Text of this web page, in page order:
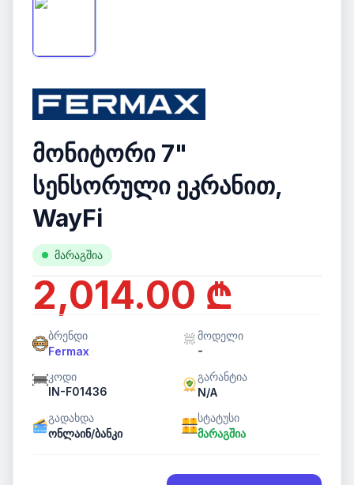
მონიტორი 7"
სენსორული ეკრანით,
WayFi
მარაგშია
2,014.00 ₾
ბრენდი
Fermax
მოდელი
-
კოდი
IN-F01436
გარანტია
N/A
გადახდა
ონლაინ/ბანკი
სტატუსი
მარაგშია